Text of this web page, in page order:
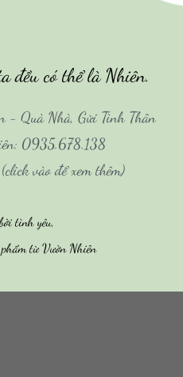
đều có thể là Nhiên.
- Quà Nhà, Gửi Tình Thân
0935.678.138
vào để xem thêm)
tình yêu,
từ Vườn Nhiên